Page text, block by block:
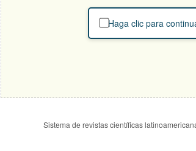
Haga clic para
Sistema de revistas científicas